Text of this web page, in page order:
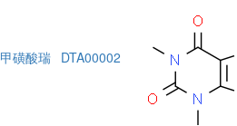
甲磺酸瑞 DTA00002